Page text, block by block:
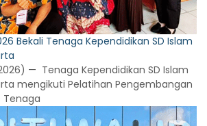
Bekali Tenaga Kependidikan SD Islam
— Tenaga Kependidikan SD Islam
mengikuti Pelatihan Pengembangan
Tenaga